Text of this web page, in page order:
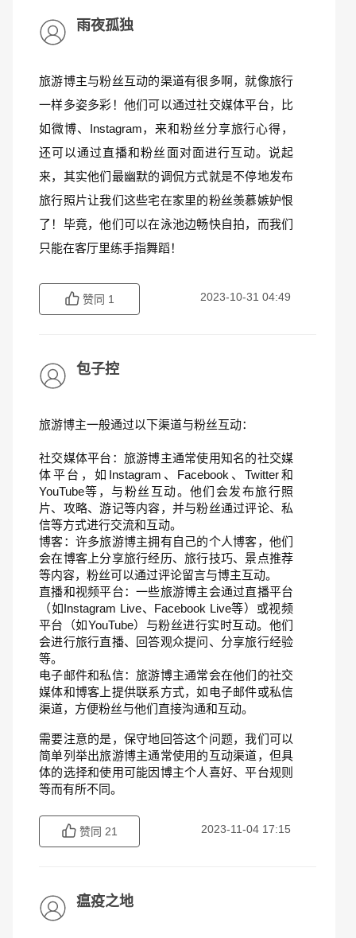
雨夜孤独
旅游博主与粉丝互动的渠道有很多啊，就像旅行
一样多姿多彩！他们可以通过社交媒体平台，比
如微博、Instagram，来和粉丝分享旅行心得，
还可以通过直播和粉丝面对面进行互动。说起
来，其实他们最幽默的调侃方式就是不停地发布
旅行照片让我们这些宅在家里的粉丝羡慕嫉妒恨
了！毕竟，他们可以在泳池边畅快自拍，而我们
只能在客厅里练手指舞蹈！
赞同 1 2023-10-31 04:49
包子控
旅游博主一般通过以下渠道与粉丝互动：
社交媒体平台：旅游博主通常使用知名的社交媒
体平台，如Instagram、Facebook、Twitter和
YouTube等，与粉丝互动。他们会发布旅行照
片、攻略、游记等内容，并与粉丝通过评论、私
信等方式进行交流和互动。
博客：许多旅游博主拥有自己的个人博客，他们
会在博客上分享旅行经历、旅行技巧、景点推荐
等内容，粉丝可以通过评论留言与博主互动。
直播和视频平台：一些旅游博主会通过直播平台
（如Instagram Live、Facebook Live等）或视频
平台（如YouTube）与粉丝进行实时互动。他们
会进行旅行直播、回答观众提问、分享旅行经验
等。
电子邮件和私信：旅游博主通常会在他们的社交
媒体和博客上提供联系方式，如电子邮件或私信
渠道，方便粉丝与他们直接沟通和互动。
需要注意的是，保守地回答这个问题，我们可以
简单列举出旅游博主通常使用的互动渠道，但具
体的选择和使用可能因博主个人喜好、平台规则
等而有所不同。
赞同 21 2023-11-04 17:15
瘟疫之地